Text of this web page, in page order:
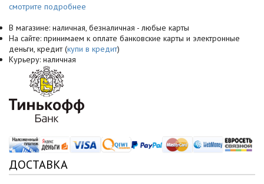
смотрите подробнее
В магазине: наличная, безналичная - любые карты
На сайте: принимаем к оплате банковские карты и электронные
деньги, кредит (купи в кредит)
Курьеру: наличная
ДОСТАВКА